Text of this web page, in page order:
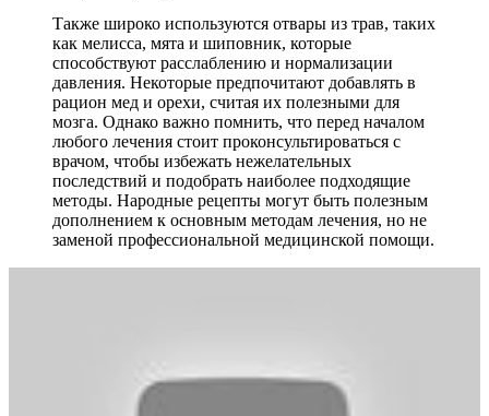
Также широко используются отвары из трав, таких
как мелисса, мята и шиповник, которые
способствуют расслаблению и нормализации
давления. Некоторые предпочитают добавлять в
рацион мед и орехи, считая их полезными для
мозга. Однако важно помнить, что перед началом
любого лечения стоит проконсультироваться с
врачом, чтобы избежать нежелательных
последствий и подобрать наиболее подходящие
методы. Народные рецепты могут быть полезным
дополнением к основным методам лечения, но не
заменой профессиональной медицинской помощи.